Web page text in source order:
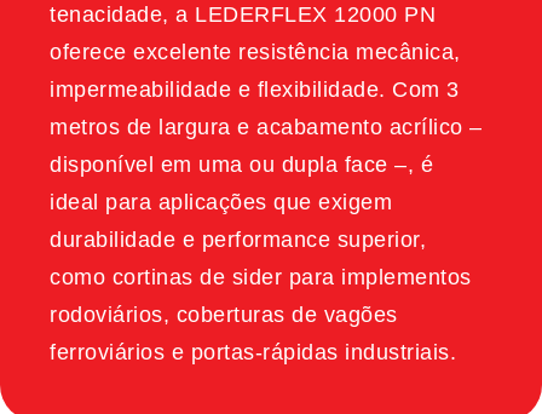
tenacidade, a LEDERFLEX 12000 PN
oferece excelente resistência mecânica,
impermeabilidade e flexibilidade. Com 3
metros de largura e acabamento acrílico –
disponível em uma ou dupla face –, é
ideal para aplicações que exigem
durabilidade e performance superior,
como cortinas de sider para implementos
rodoviários, coberturas de vagões
ferroviários e portas-rápidas industriais.